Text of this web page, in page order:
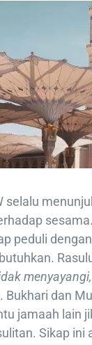
selalu
peduli
Bukhari dan
jamaah lain
Sikap ini